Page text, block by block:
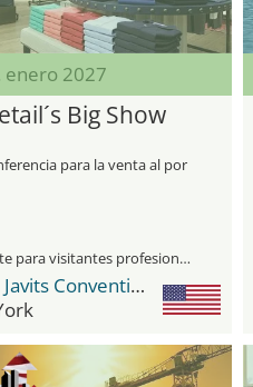
enero 2027
Big Show
para la venta al por
únicamente para visitantes profesionales
Jacob K. Javits Convention Center